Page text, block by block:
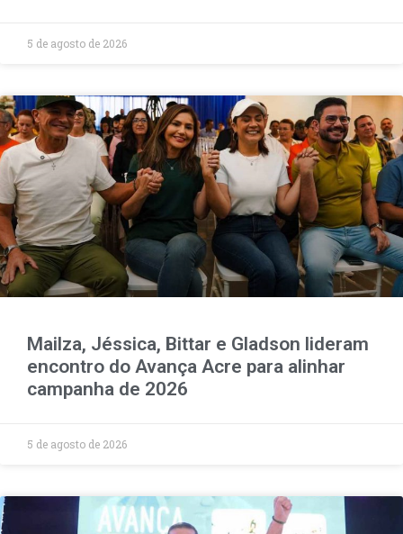
5 de agosto de 2026
Mailza, Jéssica, Bittar e Gladson lideram
encontro do Avança Acre para alinhar
campanha de 2026
5 de agosto de 2026